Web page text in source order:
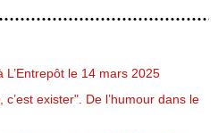
le 14 mars 2025
exister". De l’humour dans le